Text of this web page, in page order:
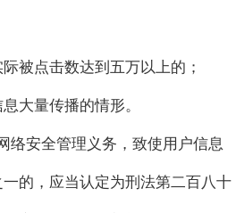
被点击数达到五万以上的；
大量传播的情形。
络安全管理义务，致使用户信息
的，应当认定为刑法第二百八十